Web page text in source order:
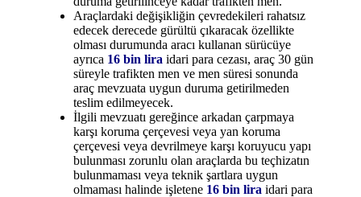
Araçlardaki değişikliğin çevredekileri rahatsız
edecek derecede gürültü çıkaracak özellikte
olması durumunda aracı kullanan sürücüye
ayrıca 16 bin lira idari para cezası, araç 30 gün
süreyle trafikten men ve men süresi sonunda
araç mevzuata uygun duruma getirilmeden
teslim edilmeyecek.
İlgili mevzuatı gereğince arkadan çarpmaya
karşı koruma çerçevesi veya yan koruma
çerçevesi veya devrilmeye karşı koruyucu yapı
bulunması zorunlu olan araçlarda bu teçhizatın
bulunmaması veya teknik şartlara uygun
olmaması halinde işletene 16 bin lira idari para